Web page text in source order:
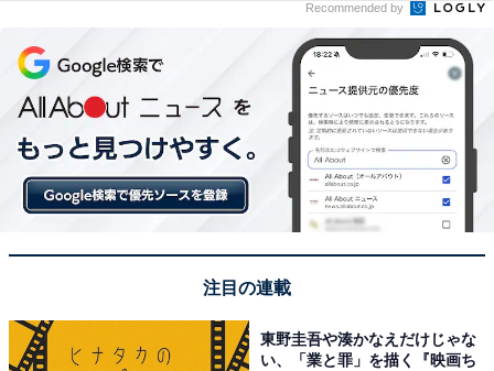
道の駅に併設されているので、入浴後にそのままフ
ードコートで食事ができて便利でした。無料の足湯
もあって、時間がないときでもさっと立ち寄れるの
が嬉しいポイントです。
Recommended by
注目の連載
東野圭吾や湊かなえだけじゃな
い、「業と罪」を描く『映画ち